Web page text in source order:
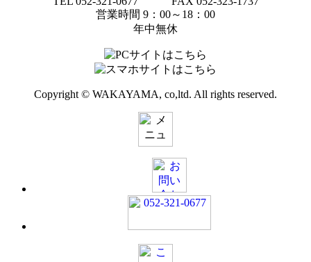
営業時間 9：00～18：00
年中無休
Copyright © WAKAYAMA, co,ltd. All rights reserved.